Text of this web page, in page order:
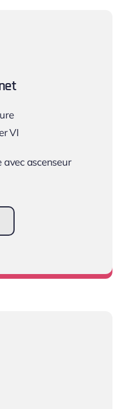
VI
avec ascenseur